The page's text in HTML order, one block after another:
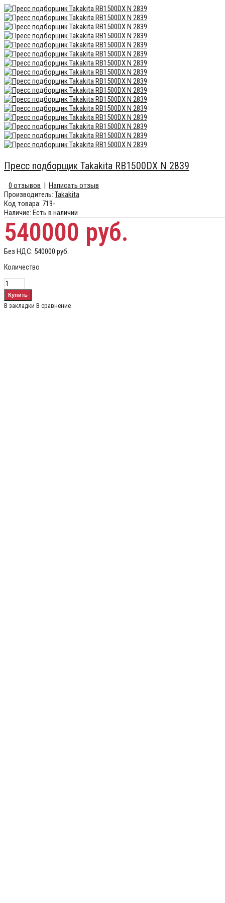
Пресс подборщик Takakita RB1500DX N 2839
0 отзывов
Написать отзыв
Производитель: Takakita
Код товара: 719-
Наличие: Есть в наличии
540000 руб.
Без НДС: 540000 руб.
Количество
В закладки В сравнение